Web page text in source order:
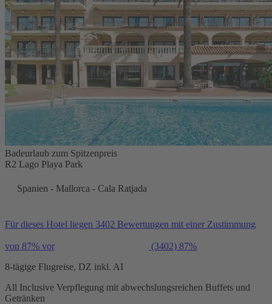
Badeurlaub zum Spitzenpreis
R2 Lago Playa Park
Spanien - Mallorca - Cala Ratjada
Für dieses Hotel liegen 3402 Bewertungen mit einer Zustimmung
von 87% vor (3402) 87%
8-tägige Flugreise, DZ inkl. AI
All Inclusive Verpflegung mit abwechslungsreichen Buffets und
Getränken